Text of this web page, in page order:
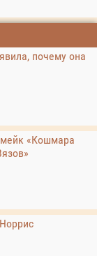
почему она
«Кошмара